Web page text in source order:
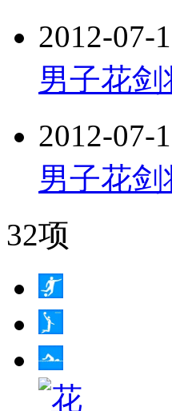
2012-07-
男子花
2012-07-
男子花
32项